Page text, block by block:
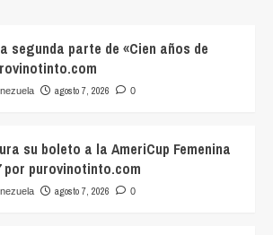
segunda parte de «Cien años de
agosto 7, 2026 0
su boleto a la AmeriCup Femenina
por purovinotinto.com
agosto 7, 2026 0